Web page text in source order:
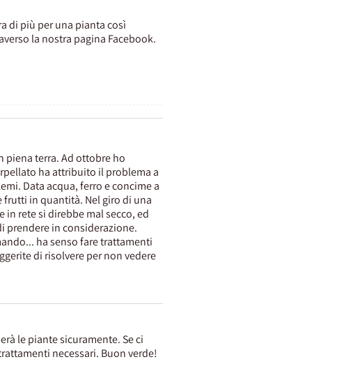
di più per una pianta così
la nostra pagina Facebook.
terra. Ad ottobre ho
ha attribuito il problema a
Data acqua, ferro e concime a
in quantità. Nel giro di una
in rete si direbbe mal secco, ed
prendere in considerazione.
ha senso fare trattamenti
di risolvere per non vedere
le piante sicuramente. Se ci
necessari. Buon verde!